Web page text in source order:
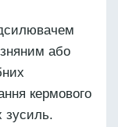
або
кермового
зусиль.